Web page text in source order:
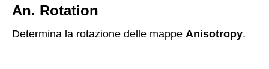
An. Rotation
Determina la rotazione delle mappe Anisotropy.